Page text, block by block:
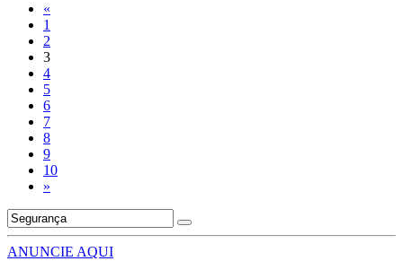
«
1
2
3
4
5
6
7
8
9
10
»
ANUNCIE AQUI